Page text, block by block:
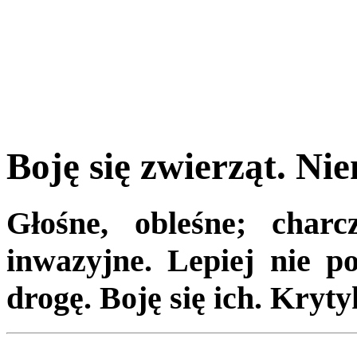
Boję się zwierząt.
Głośne, obleśne;
inwazyjne. Lepiej nie
drogę. Boję się ich.